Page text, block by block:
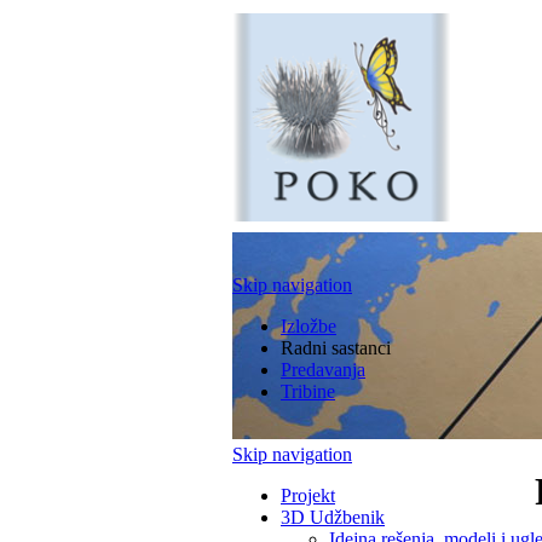
Skip navigation
Projekt
3D Udžbenik
Skip navigation
Izložbe
Radni sastanci
Predavanja
Tribine